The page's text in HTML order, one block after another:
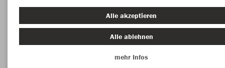
Herzlich Willkommen im Teamshop ETC
Crimmitschau
Alle akzeptieren
Alle ablehnen
mehr Infos